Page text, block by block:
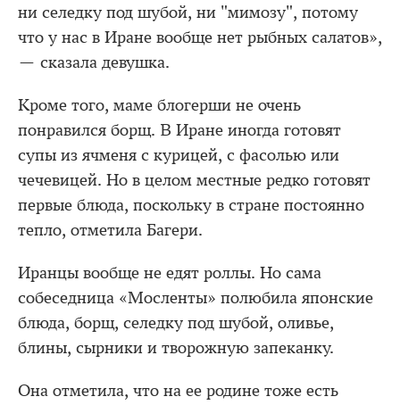
ни селедку под шубой, ни "мимозу", потому
что у нас в Иране вообще нет рыбных салатов»,
— сказала девушка.
Кроме того, маме блогерши не очень
понравился борщ. В Иране иногда готовят
супы из ячменя с курицей, с фасолью или
чечевицей. Но в целом местные редко готовят
первые блюда, поскольку в стране постоянно
тепло, отметила Багери.
Иранцы вообще не едят роллы. Но сама
собеседница «Мосленты» полюбила японские
блюда, борщ, селедку под шубой, оливье,
блины, сырники и творожную запеканку.
Она отметила, что на ее родине тоже есть